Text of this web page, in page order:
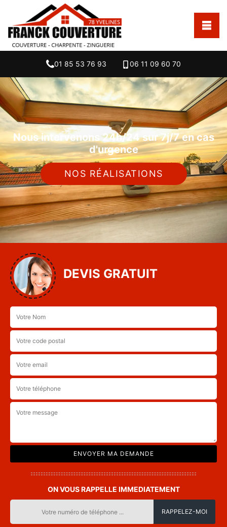
01 85 53 76 93 06 11 09 60 70
Nous intervenons 24h/24 sur 7j/7 en cas
d'urgence
NOS RÉALISATIONS
DEVIS GRATUIT
ON VOUS RAPPELLE IMMEDIATEMENT